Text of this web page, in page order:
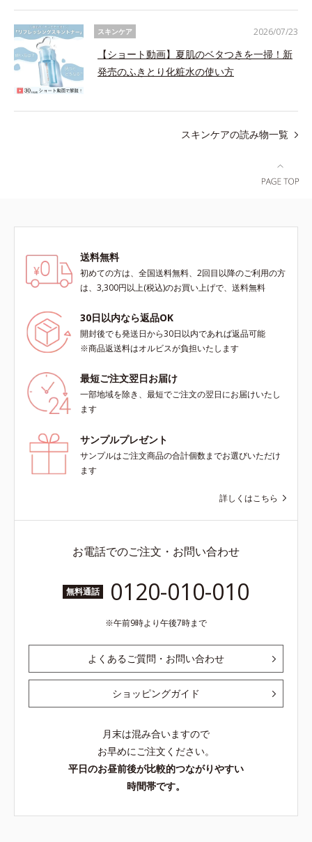
スキンケア
【ショート動画】夏肌のベタつきを一掃！新
発売のふきとり化粧水の使い方
2026/07/23
スキンケアの読み物一覧
送料無料
初めての方は、全国送料無料、2回目以降のご利用の方
は、3,300円以上(税込)のお買い上げで、送料無料
30日以内なら返品OK
開封後でも発送日から30日以内であれば返品可能
※商品返送料はオルビスが負担いたします
最短ご注文翌日お届け
一部地域を除き、最短でご注文の翌日にお届けいたし
ます
サンプルプレゼント
サンプルはご注文商品の合計個数までお選びいただけ
ます
詳しくはこちら
お電話でのご注文・お問い合わせ
無料通話 0120-010-010
午前9時より午後7時まで
よくあるご質問・お問い合わせ
ショッピングガイド
月末は混み合いますので
お早めにご注文ください。
平日のお昼前後が比較的つながりやすい
時間帯です。